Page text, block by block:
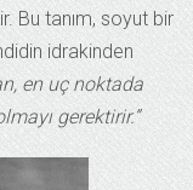
Bu tanım, soyut bir
idrakinden
en uç noktada
gerektirir.”